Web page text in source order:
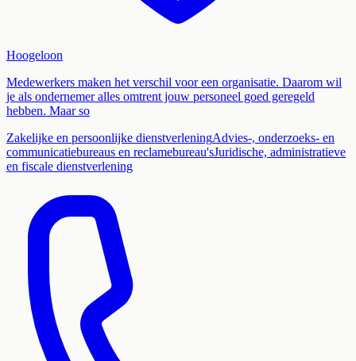
Hoogeloon
Medewerkers maken het verschil voor een organisatie. Daarom wil
je als ondernemer alles omtrent jouw personeel goed geregeld
hebben. Maar so
Zakelijke en persoonlijke dienstverleningAdvies-, onderzoeks- en
communicatiebureaus en reclamebureau'sJuridische, administratieve
en fiscale dienstverlening